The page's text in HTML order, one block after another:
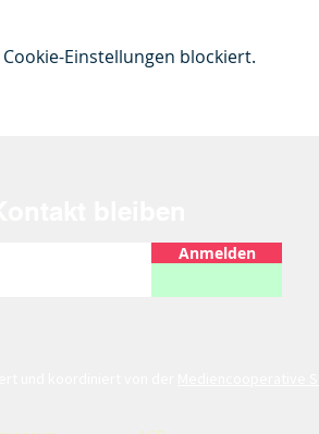
Einstellungen blockiert.
Anmelden